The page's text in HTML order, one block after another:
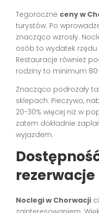
Tegoroczne ceny w
turystów. Po
znacząco wzrosły.
osób to wydatek rzędu
Restauracje również
rodziny to minimum
Znacząco podrożały
sklepach. Pieczywo,
20-30% więcej niż w
zatem dokładnie
wyjazdem.
rezerwacje
Noclegi w Chorwacji